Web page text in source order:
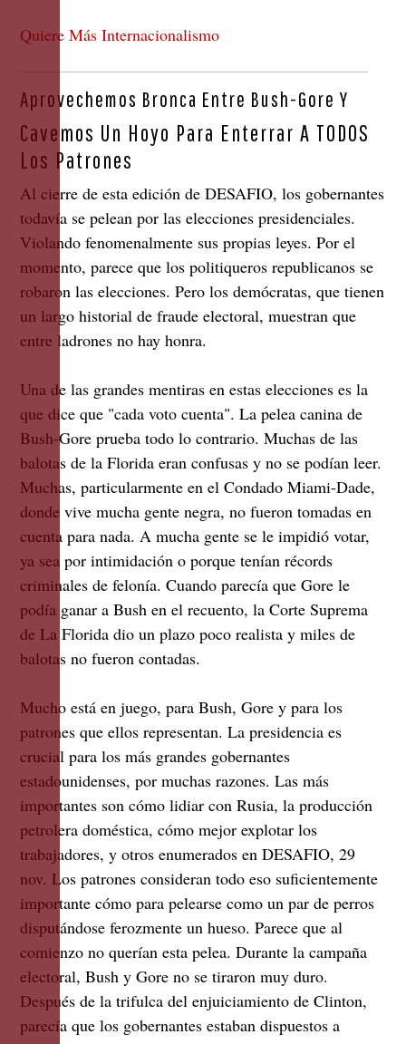
Quiere Más Internacionalismo
Aprovechemos Bronca Entre Bush-Gore Y
Cavemos Un Hoyo Para Enterrar A TODOS
Los Patrones
Al cierre de esta edición de DESAFIO, los gobernantes
todavía se pelean por las elecciones presidenciales.
Violando fenomenalmente sus propias leyes. Por el
momento, parece que los politiqueros republicanos se
robaron las elecciones. Pero los demócratas, que tienen
un largo historial de fraude electoral, muestran que
entre ladrones no hay honra.
Una de las grandes mentiras en estas elecciones es la
que dice que "cada voto cuenta". La pelea canina de
Bush-Gore prueba todo lo contrario. Muchas de las
balotas de la Florida eran confusas y no se podían leer.
Muchas, particularmente en el Condado Miami-Dade,
donde vive mucha gente negra, no fueron tomadas en
cuenta para nada. A mucha gente se le impidió votar,
ya sea por intimidación o porque tenían récords
criminales de felonía. Cuando parecía que Gore le
podía ganar a Bush en el recuento, la Corte Suprema
de La Florida dio un plazo poco realista y miles de
balotas no fueron contadas.
Mucho está en juego, para Bush, Gore y para los
patrones que ellos representan. La presidencia es
crucial para los más grandes gobernantes
estadounidenses, por muchas razones. Las más
importantes son cómo lidiar con Rusia, la producción
petrolera doméstica, cómo mejor explotar los
trabajadores, y otros enumerados en DESAFIO, 29
nov. Los patrones consideran todo eso suficientemente
importante cómo para pelearse como un par de perros
disputándose ferozmente un hueso. Parece que al
comienzo no querían esta pelea. Durante la campaña
electoral, Bush y Gore no se tiraron muy duro.
Después de la trifulca del enjuiciamiento de Clinton,
parecía que los gobernantes estaban dispuestos a